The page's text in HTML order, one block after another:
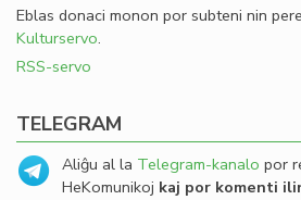
Eblas donaci monon por subteni nin
Kulturservo.
RSS-servo
TELEGRAM
Aliĝu al la Telegram-kanalo por
HeKomunikoj kaj por komenti